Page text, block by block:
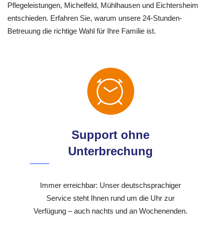
Pflegeleistungen, Michelfeld, Mühlhausen und Eichtersheim
entschieden. Erfahren Sie, warum unsere 24-Stunden-
Betreuung die richtige Wahl für Ihre Familie ist.
Support ohne
Unterbrechung
Immer erreichbar: Unser deutschsprachiger
Service steht Ihnen rund um die Uhr zur
Verfügung – auch nachts und an Wochenenden.